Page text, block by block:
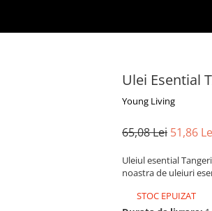
Ulei Esential
Young Living
65,08 Lei 51,86
Uleiul esential
noastra de uleiuri
STOC EPUIZAT